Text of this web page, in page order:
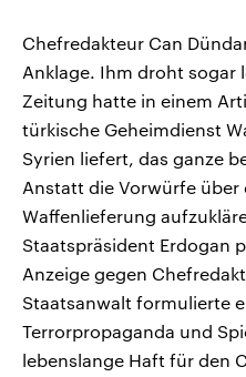
Chefredakteur Can
Anklage. Ihm droht sogar
Zeitung hatte in einem
türkische Geheimdienst
Syrien liefert, das ganze
Anstatt die Vorwürfe über
Waffenlieferung
Staatspräsident Erdogan
Anzeige gegen
Staatsanwalt formulierte
Terrorpropaganda und
lebenslange Haft für den